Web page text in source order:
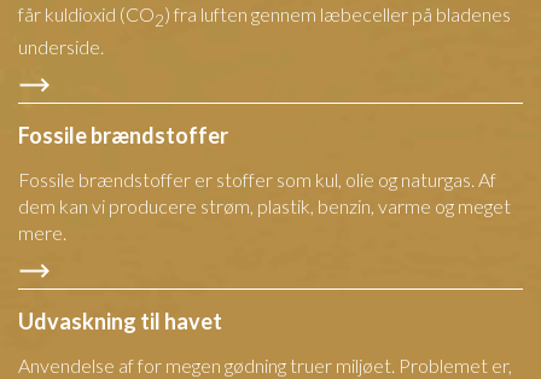
får kuldioxid (CO2) fra luften gennem læbeceller på bladenes
underside.
Fossile brændstoffer
Fossile brændstoffer er stoffer som kul, olie og naturgas. Af
dem kan vi producere strøm, plastik, benzin, varme og meget
mere.
Udvaskning til havet
Anvendelse af for megen gødning truer miljøet. Problemet er,